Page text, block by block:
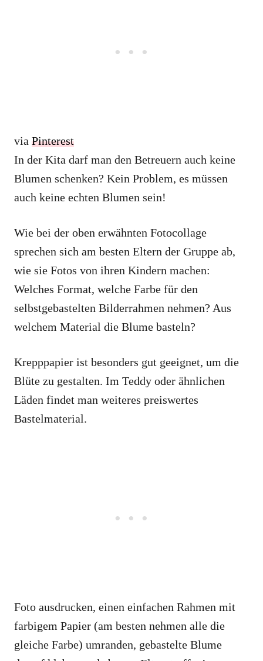
via Pinterest
In der Kita darf man den Betreuern auch keine
Blumen schenken? Kein Problem, es müssen
auch keine echten Blumen sein!
Wie bei der oben erwähnten Fotocollage
sprechen sich am besten Eltern der Gruppe ab,
wie sie Fotos von ihren Kindern machen:
Welches Format, welche Farbe für den
selbstgebastelten Bilderrahmen nehmen? Aus
welchem Material die Blume basteln?
Krepppapier ist besonders gut geeignet, um die
Blüte zu gestalten. Im Teddy oder ähnlichen
Läden findet man weiteres preiswertes
Bastelmaterial.
Foto ausdrucken, einen einfachen Rahmen mit
farbigem Papier (am besten nehmen alle die
gleiche Farbe) umranden, gebastelte Blume